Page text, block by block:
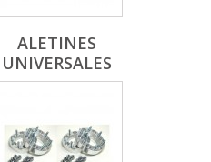
ALETINES
UNIVERSALES